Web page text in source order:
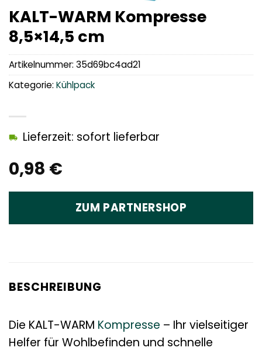
KALT-WARM Kompresse
8,5×14,5 cm
0,98 €
Lieferzeit: sofort lieferbar
ZUM PARTNERSHOP
Artikelnummer: 35d69bc4ad21
Kategorie: Kühlpack
BESCHREIBUNG
Die KALT-WARM Kompresse – Ihr vielseitiger
Helfer für Wohlbefinden und schnelle